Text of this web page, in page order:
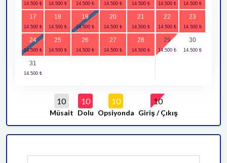
17 18 19 20 21 22 23
24 25 26 27 28 29 30
31
10
Müsait
10
Dolu
10
Opsiyonda
10
Giriş / Çıkış